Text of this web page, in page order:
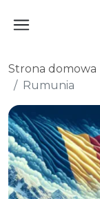
Strona domowa
Rumunia